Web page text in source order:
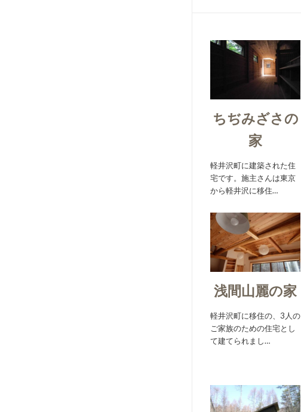
ちぢみざさの
家
軽井沢町に建築された住
宅です。施主さんは東京
から軽井沢に移住…
浅間山麗の家
軽井沢町に移住の、3人の
ご家族のための住宅とし
て建てられまし…